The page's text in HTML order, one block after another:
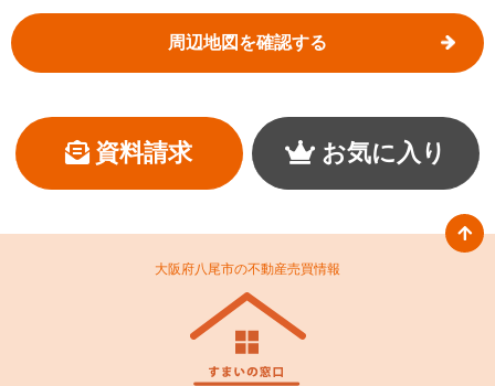
周辺地図を確認する
資料請求 お気に入り
大阪府八尾市の不動産売買情報